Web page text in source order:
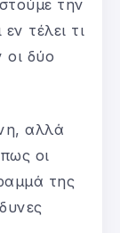
την
τέλει τι
οι δύο
αλλά
οι
της